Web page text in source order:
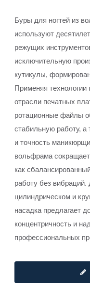
Буры для ногтей из
используют
режущих
исключительную
кутикулы,
Применяя технологии
отрасли печатных
ротационные файлы
стабильную работу,
и точность
вольфрама
как
работу без
цилиндрическом и
насадка предлагает
концентричность и
профессиональных